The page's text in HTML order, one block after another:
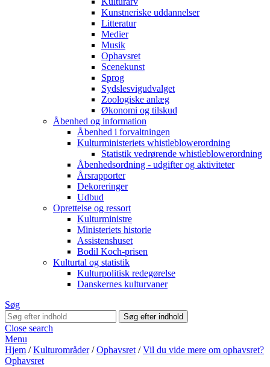
Kunstneriske uddannelser
Litteratur
Medier
Musik
Ophavsret
Scenekunst
Sprog
Sydslesvigudvalget
Zoologiske anlæg
Økonomi og tilskud
Åbenhed og information
Åbenhed i forvaltningen
Kulturministeriets whistleblowerordning
Statistik vedrørende whistleblowerordning
Åbenhedsordning - udgifter og aktiviteter
Årsrapporter
Dekoreringer
Udbud
Oprettelse og ressort
Kulturministre
Ministeriets historie
Assistenshuset
Bodil Koch-prisen
Kulturtal og statistik
Kulturpolitisk redegørelse
Danskernes kulturvaner
Søg
Close search
Menu
Hjem /Kulturområder/Ophavsret /Vil du vide mere om ophavsret?
Ophavsret